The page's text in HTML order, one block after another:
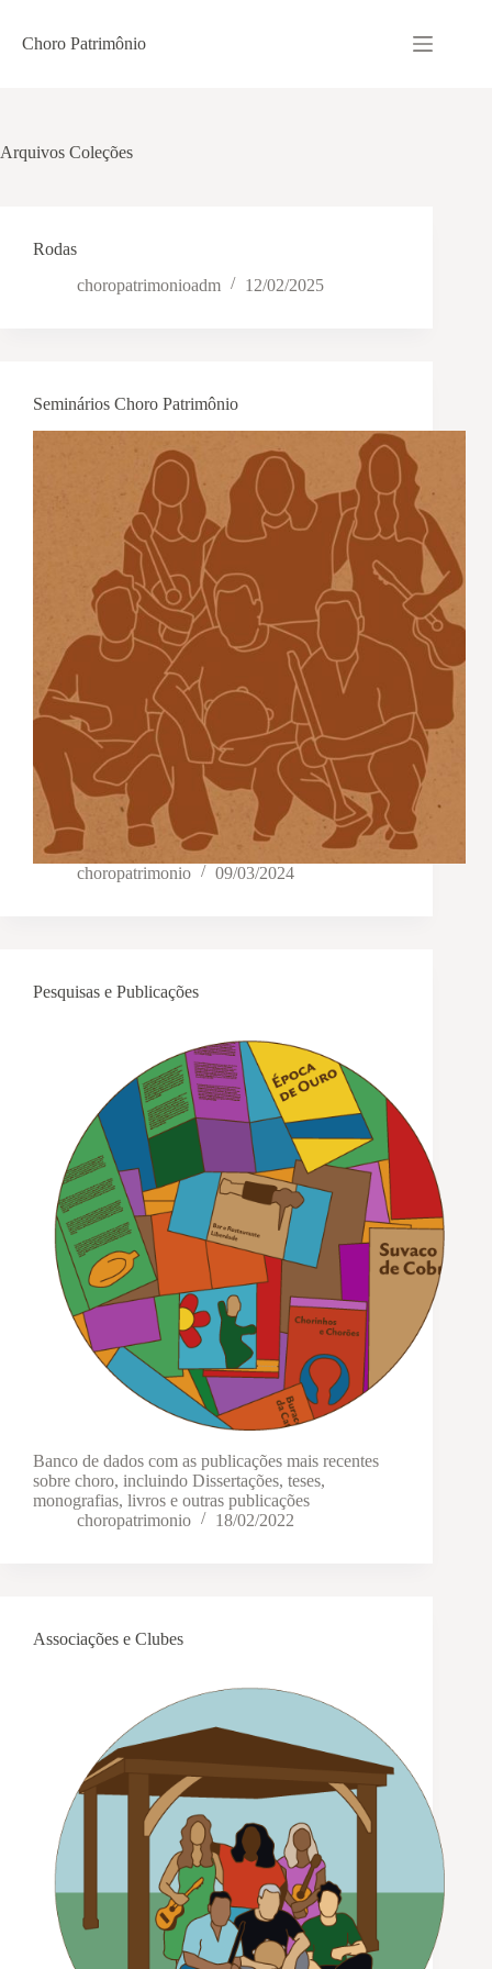
Choro Patrimônio
Arquivos Coleções
Rodas
choropatrimonioadm
12/02/2025
Seminários Choro Patrimônio
choropatrimonio 09/03/2024
Pesquisas e Publicações
Banco de dados com as publicações mais recentes
sobre choro, incluindo Dissertações, teses,
monografias, livros e outras publicações
choropatrimonio
18/02/2022
Associações e Clubes